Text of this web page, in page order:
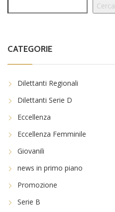
Cerca
CATEGORIE
Dilettanti Regionali
Dilettanti Serie D
Eccellenza
Eccellenza Femminile
Giovanili
news in primo piano
Promozione
Serie B